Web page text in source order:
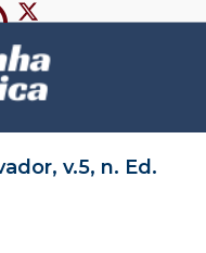
v.5, n. Ed.